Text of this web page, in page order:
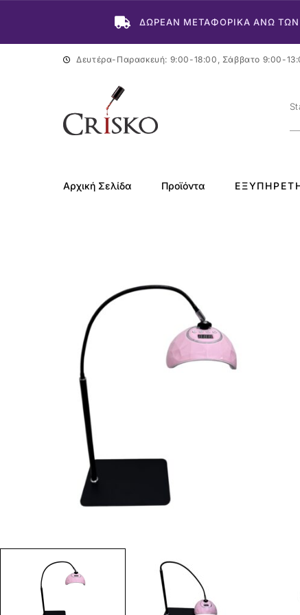
ΔΩΡΕΑΝ ΜΕΤΑΦΟΡΙΚΑ ΑΝΩ ΤΩΝ
Δευτέρα-Παρασκευή: 9:00-18:00, Σάββατο 9:00-
Αρχική Σελίδα Προϊόντα